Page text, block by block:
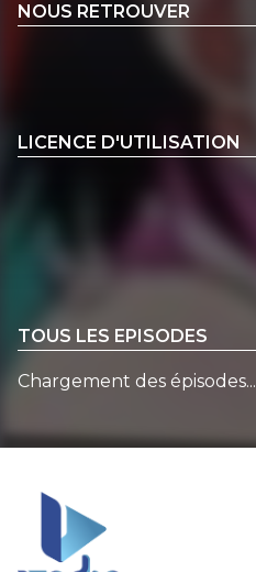
NOUS RETROUVER
LICENCE D'UTILISATION
TOUS LES EPISODES
Chargement des épisodes...